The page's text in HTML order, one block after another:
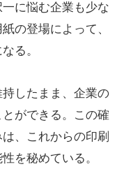
に悩む企業も少な
の登場によって、
る。
したまま、企業の
ができる。この確
、これからの印刷
を秘めている。